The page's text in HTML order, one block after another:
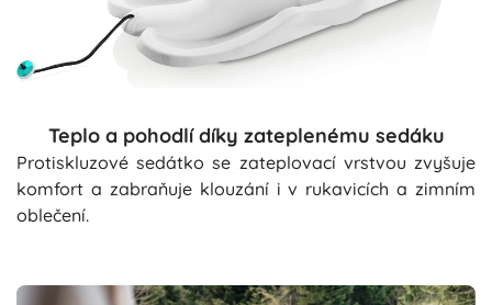
Teplo a pohodlí díky zateplenému sedáku
Protiskluzové sedátko se zateplovací vrstvou zvyšuje
komfort a zabraňuje klouzání i v rukavicích a zimním
oblečení.